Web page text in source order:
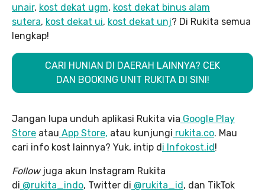
unair, kost dekat ugm, kost dekat binus alam
sutera, kost dekat ui, kost dekat unj? Di Rukita semua
lengkap!
CARI HUNIAN DI DAERAH LAINNYA? CEK
DAN BOOKING UNIT RUKITA DI SINI!
Jangan lupa unduh aplikasi Rukita via Google Play
Store atau App Store, atau kunjungi rukita.co. Mau
cari info kost lainnya? Yuk, intip d i Infokost.id !
Follow juga akun Instagram Rukita
di @rukita_indo, Twitter di @rukita_id , dan TikTok